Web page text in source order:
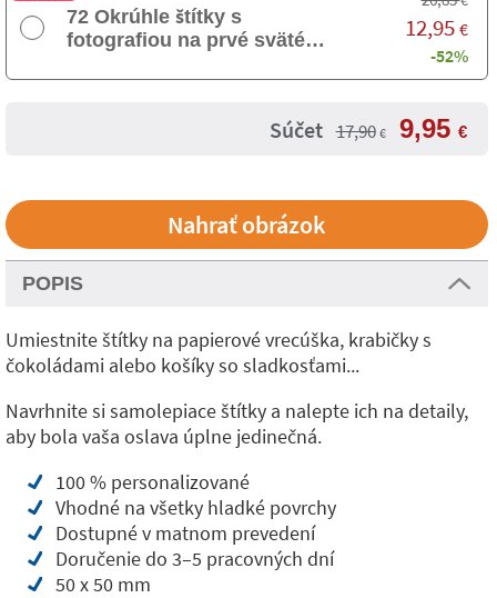
72 Okrúhle štítky s
fotografiou na prvé sväté
12,95 €
-52%
Súčet 17,90 € 9,95 €
Nahrať obrázok
POPIS
Umiestnite štítky na papierové vrecúška, krabičky s
čokoládami alebo košíky so sladkosťami...
Navrhnite si samolepiace štítky a nalepte ich na detaily,
aby bola vaša oslava úplne jedinečná.
100 % personalizované
Vhodné na všetky hladké povrchy
Dostupné v matnom prevedení
Doručenie do 3–5 pracovných dní
50 x 50 mm